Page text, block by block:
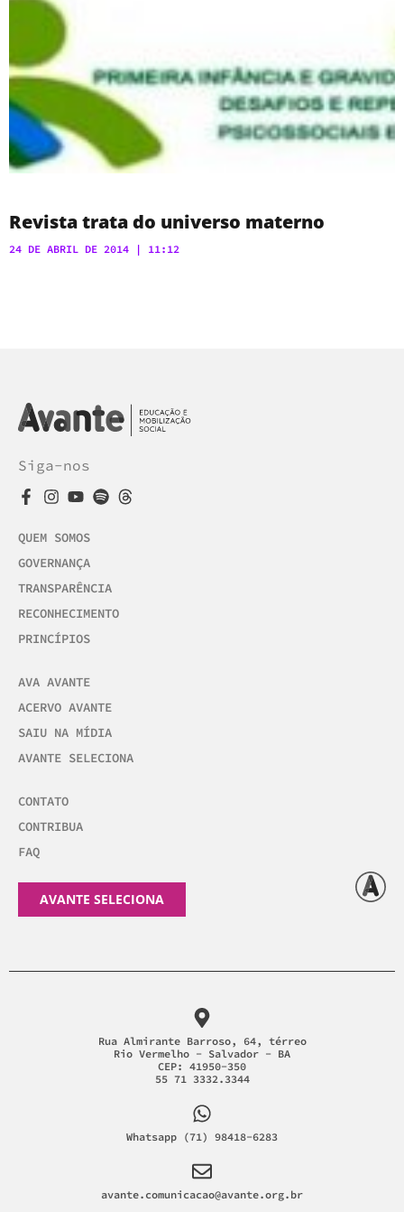
Revista trata do universo materno
24 DE ABRIL DE 2014 11:12
Siga-nos
QUEM SOMOS
GOVERNANÇA
TRANSPARÊNCIA
RECONHECIMENTO
PRINCÍPIOS
AVA AVANTE
ACERVO AVANTE
SAIU NA MÍDIA
AVANTE SELECIONA
CONTATO
CONTRIBUA
FAQ
AVANTE SELECIONA
Rua Almirante Barroso, 64, térreo
Rio Vermelho - Salvador - BA
CEP: 41950-350
55 71 3332.3344
Whatsapp (71) 98418-6283
avante.comunicacao@avante.org.br